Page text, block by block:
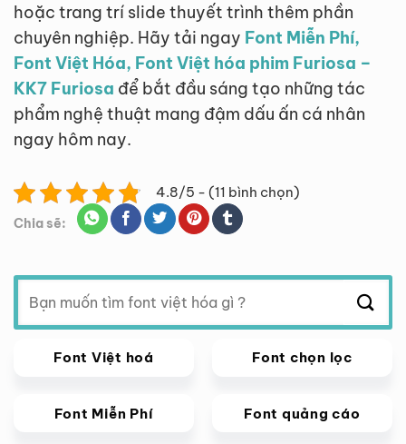
hoặc trang trí slide thuyết trình thêm phần
chuyên nghiệp. Hãy tải ngay Font Miễn Phí,
Font Việt Hóa, Font Việt hóa phim Furiosa –
KK7 Furiosa để bắt đầu sáng tạo những tác
phẩm nghệ thuật mang đậm dấu ấn cá nhân
ngay hôm nay.
4.8/5 - (11 bình chọn)
Chia sẽ:
Tìm
kiếm:
Font Việt hoá Font chọn lọc
Font Miễn Phí Font quảng cáo